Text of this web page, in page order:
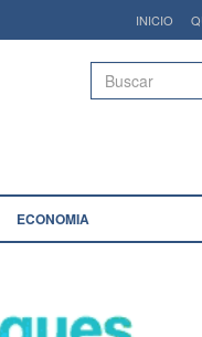
INICIO
Buscar
ECONOMIA